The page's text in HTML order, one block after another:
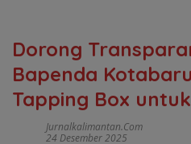
Dorong
Bapenda
Tapping Box
Jurnalkalimantan.com
24 Desember 2025